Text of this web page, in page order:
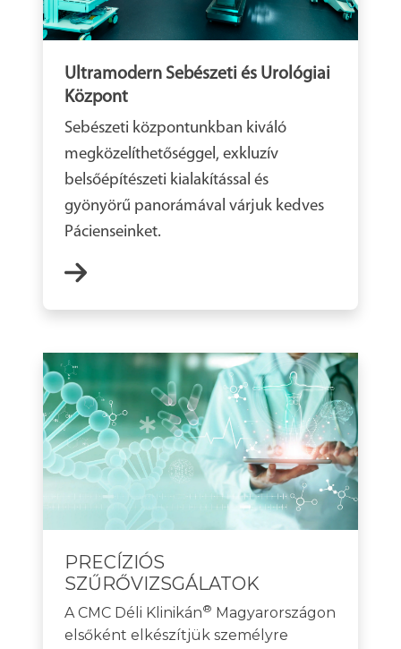
Ultramodern Sebészeti és Urológiai
Központ
Sebészeti központunkban kiváló
megközelíthetőséggel, exkluzív
belsőépítészeti kialakítással és
gyönyörű panorámával várjuk kedves
Pácienseinket.
PRECÍZIÓS
SZŰRŐVIZSGÁLATOK
A CMC Déli Klinikán® Magyarországon
elsőként elkészítjük személyre